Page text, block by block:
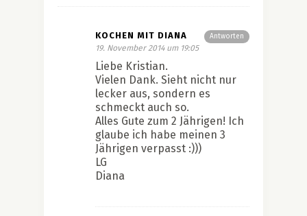
Antworten
KOCHEN MIT DIANA
19. November 2014 um 19:05
Liebe Kristian.
Vielen Dank. Sieht nicht nur
lecker aus, sondern es
schmeckt auch so.
Alles Gute zum 2 Jährigen! Ich
glaube ich habe meinen 3
Jährigen verpasst :)))
LG
Diana